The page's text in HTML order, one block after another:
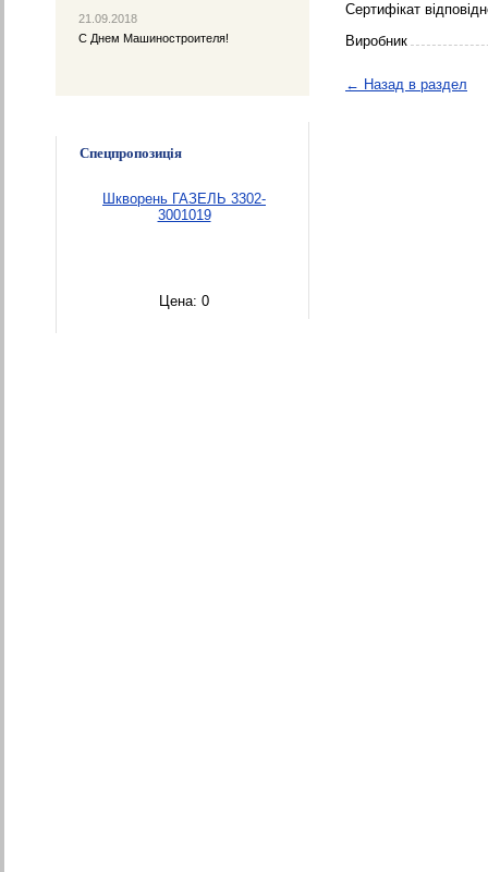
21.09.2018
С Днем Машиностроителя!
Спецпропозиція
Шкворень ГАЗЕЛЬ 3302-
3001019
Цена: 0
Сертифікат
Виробник
← Назад в раздел